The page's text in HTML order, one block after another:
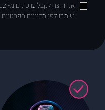
ישמרו לפימדיניות הפרטיות